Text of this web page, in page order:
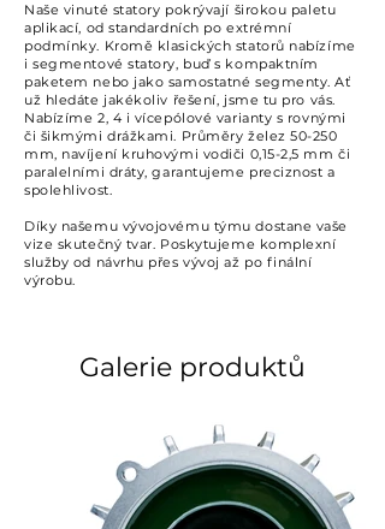
Naše vinuté statory pokrývají širokou paletu
aplikací, od standardních po extrémní
podmínky. Kromě klasických statorů nabízíme
i segmentové statory, buď s kompaktním
paketem nebo jako samostatné segmenty. Ať
už hledáte jakékoliv řešení, jsme tu pro vás.
Nabízíme 2, 4 i vícepólové varianty s rovnými
či šikmými drážkami. Průměry želez 50-250
mm, navíjení kruhovými vodiči 0,15-2,5 mm či
paralelními dráty, garantujeme preciznost a
spolehlivost.
Díky našemu vývojovému týmu dostane vaše
vize skutečný tvar. Poskytujeme komplexní
služby od návrhu přes vývoj až po finální
výrobu.
Galerie produktů